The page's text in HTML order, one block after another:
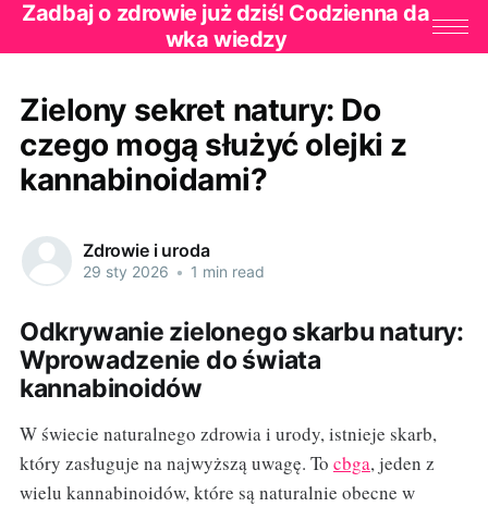
Zadbaj o zdrowie już dziś! Codzienna da
wka wiedzy
Zielony sekret natury: Do
czego mogą służyć olejki z
kannabinoidami?
Zdrowie i uroda
29 sty 2026 • 1 min read
Odkrywanie zielonego skarbu natury:
Wprowadzenie do świata
kannabinoidów
W świecie naturalnego zdrowia i urody, istnieje skarb,
który zasługuje na najwyższą uwagę. To cbga, jeden z
wielu kannabinoidów, które są naturalnie obecne w